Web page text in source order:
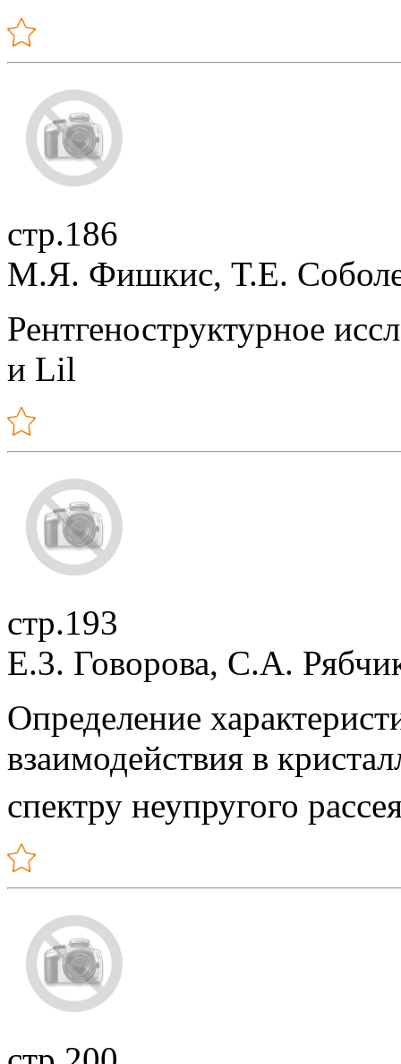
стр.186
М.Я. Фишкис, Т.Е.
Рентгеноструктурное
и Lil
стр.193
Е.3. Говорова, С.А.
Определение
взаимодействия в
спектру неупругого